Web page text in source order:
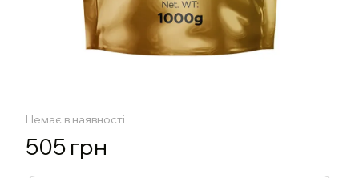
Немає в наявності
505 грн